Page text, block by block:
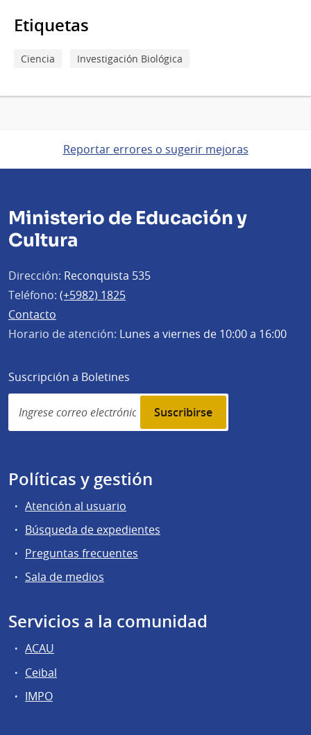
Etiquetas
Ciencia Investigación Biológica
Reportar errores o sugerir mejoras
Ministerio de Educación y
Cultura
Dirección: Reconquista 535
Teléfono: (+5982) 1825
Contacto
Horario de atención: Lunes a viernes de 10:00 a 16:00
Suscripción a Boletines
Simplenews
subscription
Políticas y gestión
Atención al usuario
Búsqueda de expedientes
Preguntas frecuentes
Sala de medios
Servicios a la comunidad
ACAU
Ceibal
IMPO